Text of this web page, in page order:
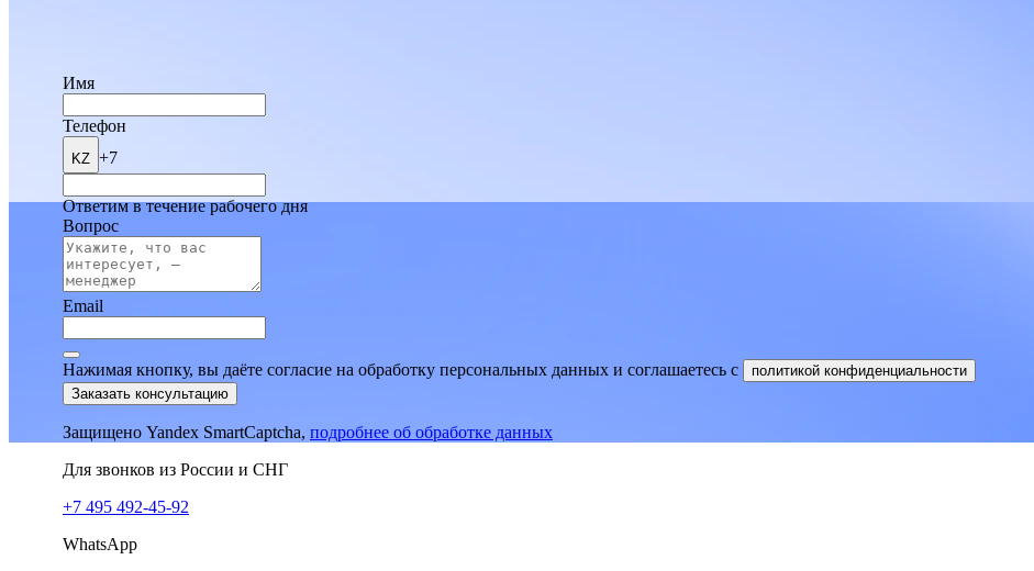
Имя
Телефон
KZ +7
Ответим в течение рабочего дня
Вопрос
Email
Нажимая кнопку, вы даёте согласие на обработку персональных данных и соглашаетесь c
политикой конфиденциальности
Заказать консультацию
Защищено Yandex SmartCaptcha, подробнее об обработке данных
Для звонков из России и СНГ
+7 495 492-45-92
WhatsApp